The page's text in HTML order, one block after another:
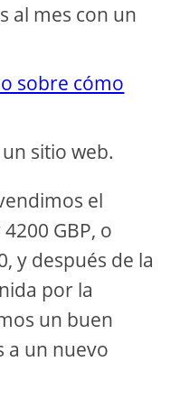
al mes con un
sobre cómo
sitio web.
el
GBP, o
y después de la
por la
un buen
a un nuevo